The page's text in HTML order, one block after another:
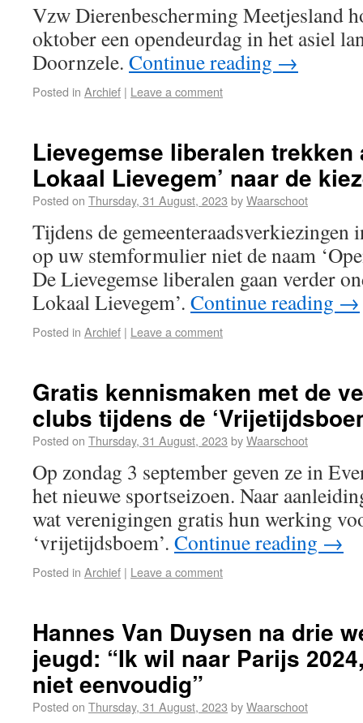
Vzw Dierenbescherming Meetjesland
oktober een opendeurdag in het asiel
Doornzele. Continue reading →
Posted in Archief | Leave a comment
Lievegemse liberalen trekken
Lokaal Lievegem’ naar de
Posted on Thursday, 31 August, 2023 byWaarschoot
Tijdens de gemeenteraadsverkiezingen
op uw stemformulier niet de naam
De Lievegemse liberalen gaan verder
Lokaal Lievegem’. Continue reading →
Posted in Archief | Leave a comment
Gratis kennismaken met de
clubs tijdens de
Posted on Thursday, 31 August, 2023 byWaarschoot
Op zondag 3 september geven ze in
het nieuwe sportseizoen. Naar
wat verenigingen gratis hun werking
‘vrijetijdsboem’. Continue reading →
Posted in Archief | Leave a comment
Hannes Van Duysen na drie
jeugd: “Ik wil naar Parijs
niet eenvoudig”
Posted on Thursday, 31 August, 2023 byWaarschoot